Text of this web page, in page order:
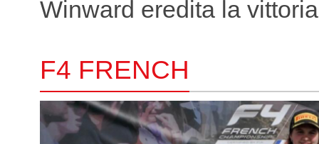
Winward eredita la
F4 FRENCH